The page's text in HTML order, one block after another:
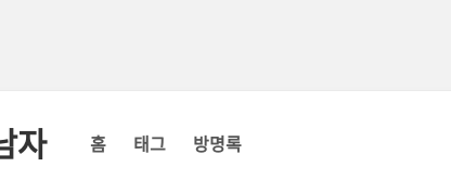
자 홈 태그 방명록